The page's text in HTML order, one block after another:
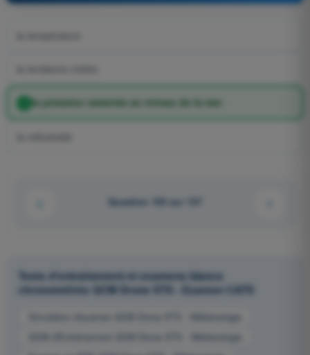
la pression ramenée au niveau de la mer
Question 103 sur 137
Tests d'entraînement et examens blancs
chronométrés QCM Drone STS - Examen CATS
Simulation d'examen QCM Drone STS - Météorologie
QCM d'Entraînement QCM Drone STS - Météorologie